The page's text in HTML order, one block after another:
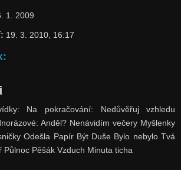
1. 2009
19. 3. 2010, 16:17
Na pokračování: Nedůvěřuj vzhledu
Anděl? Nenávidím večery Myšlenky
Odešla Papír Být Duše Bylo nebylo Tvá
Půlnoc Pěšák Vzduch Minuta ticha